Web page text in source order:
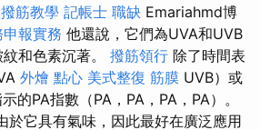
筋教學 記帳士 職缺 Emariahmd博
報實務 他還說，它們為UVA和UVB
和色素沉著。 撥筋領行 除了時間表
外燴 點心 美式整復 筋膜 UVB）或
的PA指數（PA，PA，PA，PA）。
它具有氣味，因此最好在廣泛應用